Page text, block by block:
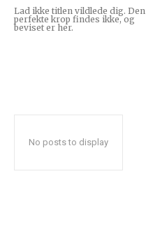
Lad ikke titlen vildlede dig. Den
perfekte krop findes ikke, og
beviset er her.
No posts to display